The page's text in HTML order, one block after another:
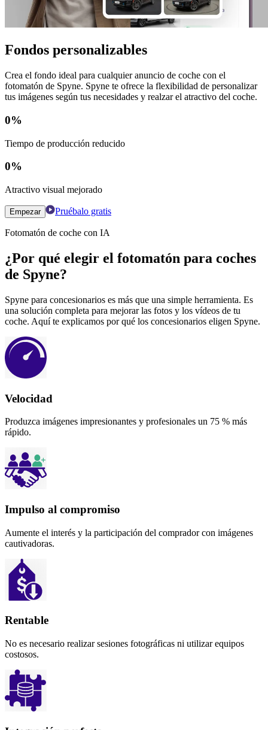
Fondos personalizables
Crea el fondo ideal para cualquier anuncio de coche con el
fotomatón de Spyne. Spyne te ofrece la flexibilidad de personalizar
tus imágenes según tus necesidades y realzar el atractivo del coche.
0%
Tiempo de producción reducido
0%
Atractivo visual mejorado
Empezar Pruébalo gratis
Fotomatón de coche con IA
¿Por qué elegir el fotomatón para coches
de Spyne?
Spyne para concesionarios es más que una simple herramienta. Es
una solución completa para mejorar las fotos y los vídeos de tu
coche. Aquí te explicamos por qué los concesionarios eligen Spyne.
Velocidad
Produzca imágenes impresionantes y profesionales un 75 % más
rápido.
Impulso al compromiso
Aumente el interés y la participación del comprador con imágenes
cautivadoras.
Rentable
No es necesario realizar sesiones fotográficas ni utilizar equipos
costosos.